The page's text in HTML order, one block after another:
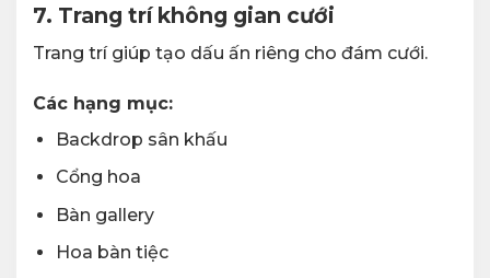
7. Trang trí không gian cưới
Trang trí giúp tạo dấu ấn riêng cho đám cưới.
Các hạng mục:
Backdrop sân khấu
Cổng hoa
Bàn gallery
Hoa bàn tiệc